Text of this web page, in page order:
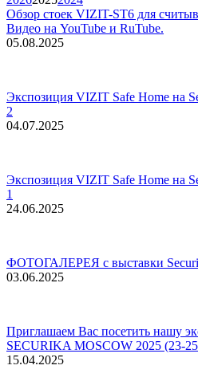
Обзор стоек VIZIT-ST6 для
Видео на YouTube и RuTube.
05.08.2025
Экспозиция VIZIT Safe Home на
2
04.07.2025
Экспозиция VIZIT Safe Home на
1
24.06.2025
ФОТОГАЛЕРЕЯ с выставки
03.06.2025
Приглашаем Вас посетить нашу
SECURIKA MOSCOW 2025 (23-
15.04.2025